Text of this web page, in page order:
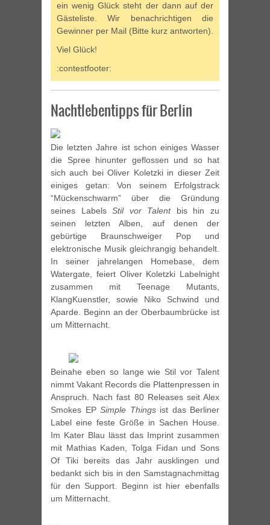
ein wenig Glück steht der dann auf der
Gästeliste. Wir benachrichtigen die
Gewinner per Mail (Bitte kurz antworten).
Viel Glück!
:contestfooter:
Nachtlebentipps für Berlin
Die letzten Jahre ist schon einiges Wasser
die Spree hinunter geflossen und so hat
sich auch bei Oliver Koletzki in dieser Zeit
einiges getan: Von seinem Erfolgstrack
“Mückenschwarm” über die Gründung
seines LabelsStil vor Talentbis hin zu
seinen letzten Alben, auf denen der
gebürtige Braunschweiger Pop und
elektronische Musik gleichrangig behandelt.
In seiner jahrelangen Homebase, dem
Watergate, feiert Oliver Koletzki Labelnight
zusammen mit Teenage Mutants,
KlangKuenstler, sowie Niko Schwind und
Aparde. Beginn an der Oberbaumbrücke ist
um Mitternacht.
Beinahe eben so lange wie Stil vor Talent
nimmt Vakant Records die Plattenpressen in
Anspruch. Nach fast 80 Releases seit Alex
Smokes EP Simple Thingsist das Berliner
Label eine feste Größe in Sachen House.
Im Kater Blau lässt das Imprint zusammen
mit Mathias Kaden, Tolga Fidan und Sons
Of Tiki bereits das Jahr ausklingen und
bedankt sich bis in den Samstagnachmittag
für den Support. Beginn ist hier ebenfalls
um Mitternacht.